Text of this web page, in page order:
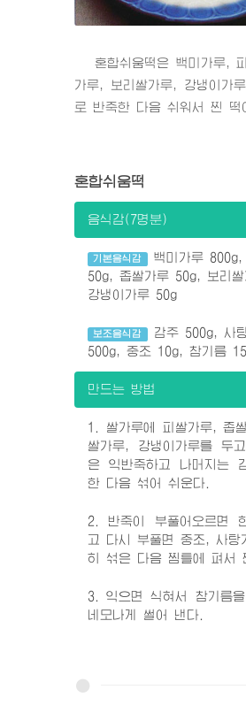
혼합쉬움떡은 백미가루,
가루, 보리쌀가루, 강냉이가
로 반죽한 다음 쉬워서 찐 떡
혼합쉬움떡
음식감(7명분)
기본음식감
백미가루 800g,
50g, 좁쌀가루 50g, 보리쌀
강냉이가루 50g
보조음식감
감주 500g, 사
500g, 중조 10g, 참기름
만드는 방법
1. 쌀가루에 피쌀가루, 좁
쌀가루, 강냉이가루를 두
은 익반죽하고 나머지는
한 다음 섞어 쉬운다.
2. 반죽이 부풀어오르면
고 다시 부풀면 중조, 사탕
히 섞은 다음 찜틀에 펴서
3. 익으면 식혀서 참기름
네모나게 썰어 낸다.